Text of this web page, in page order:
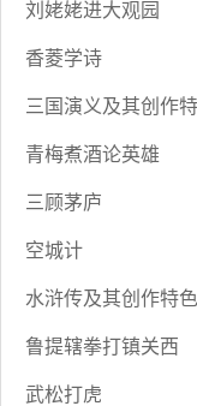
刘姥姥进大观园
香菱学诗
三国演义及其创作
青梅煮酒论英雄
三顾茅庐
空城计
水浒传及其创作特色
鲁提辖拳打镇关西
武松打虎